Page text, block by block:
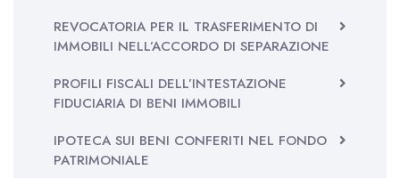
REVOCATORIA PER IL TRASFERIMENTO DI
IMMOBILI NELL’ACCORDO DI SEPARAZIONE
PROFILI FISCALI DELL’INTESTAZIONE
FIDUCIARIA DI BENI IMMOBILI
IPOTECA SUI BENI CONFERITI NEL FONDO
PATRIMONIALE